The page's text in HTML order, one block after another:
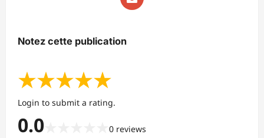
Notez cette publication
★★★★★
Login to submit a rating.
0.0 0 reviews